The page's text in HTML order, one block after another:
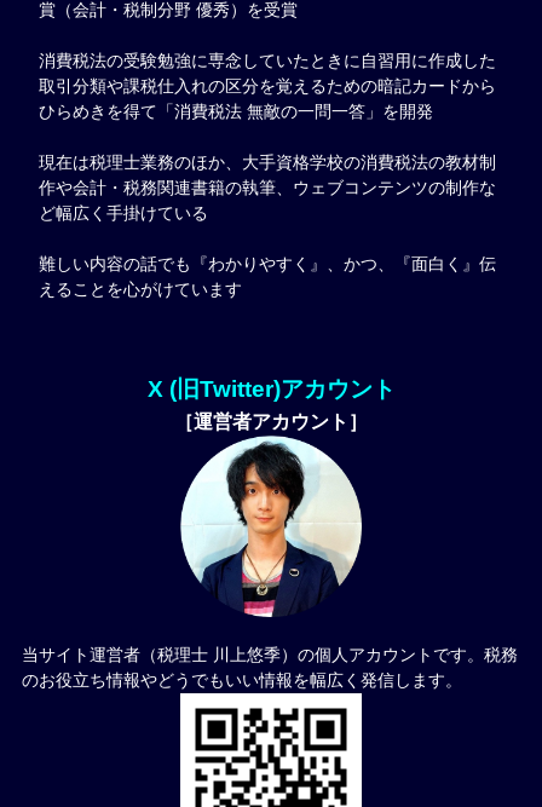
賞（会計・税制分野 優秀）を受賞
消費税法の受験勉強に専念していたときに自習用に作成した
取引分類や課税仕入れの区分を覚えるための暗記カードから
ひらめきを得て「消費税法 無敵の一問一答」を開発
現在は税理士業務のほか、大手資格学校の消費税法の教材制
作や会計・税務関連書籍の執筆、ウェブコンテンツの制作な
ど幅広く手掛けている
難しい内容の話でも『わかりやすく』、かつ、『面白く』伝
えることを心がけています
X (旧Twitter)アカウント
［運営者アカウント］
当サイト運営者（税理士 川上悠季）の個人アカウントです。税務
のお役立ち情報やどうでもいい情報を幅広く発信します。